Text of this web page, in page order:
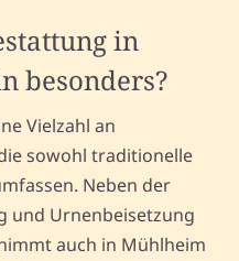
in
besonders?
Vielzahl an
sowohl traditionelle
Neben der
und Urnenbeisetzung
auch in Mühlheim